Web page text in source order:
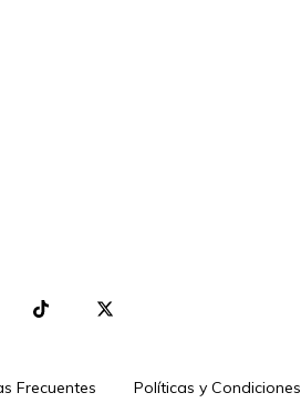
Frecuentes Políticas y Condiciones